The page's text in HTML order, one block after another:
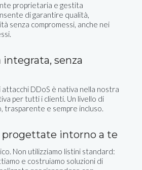
proprietaria e gestita
di garantire qualità,
senza compromessi, anche nei
integrata, senza
DDoS è nativa nella nostra
per tutti i clienti. Un livello di
trasparente e sempre incluso.
progettate intorno a te
Non utilizziamo listini standard:
e costruiamo soluzioni di